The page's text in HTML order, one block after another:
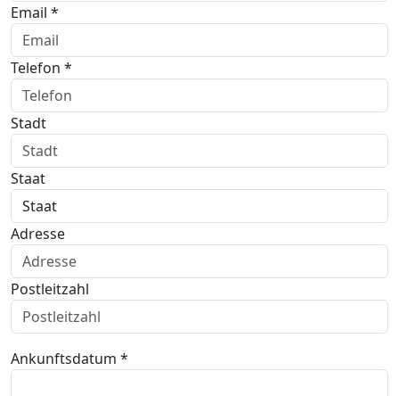
Email *
Telefon *
Stadt
Staat
Adresse
Postleitzahl
Ankunftsdatum *